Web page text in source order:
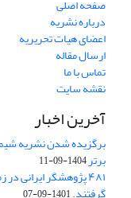
صفحه اصلی
درباره نشریه
اعضای هیات تحریریه
ارسال مقاله
تماس با ما
نقشه سایت
آخرین اخبار
برگزیده شدن نشریه
برتر1404-09-11
۴۸۱ پژوهشگر ایرانی
گرفتند.1401-09-07